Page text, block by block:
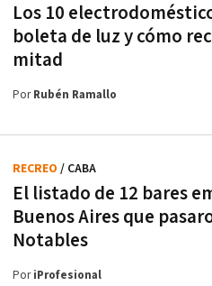
Los 10
boleta de luz y cómo
mitad
PorRubén Ramallo
El listado de 12 bares
Buenos Aires que
Notables
RECREO / CABA
PoriProfesional